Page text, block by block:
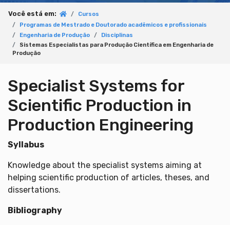
Você está em:
Cursos
Programas de Mestrado e Doutorado acadêmicos e profissionais
Engenharia de Produção
Disciplinas
Sistemas Especialistas para Produção Científica em Engenharia de
Produção
Specialist Systems for
Scientific Production in
Production Engineering
Syllabus
Knowledge about the specialist systems aiming at
helping scientific production of articles, theses, and
dissertations.
Bibliography